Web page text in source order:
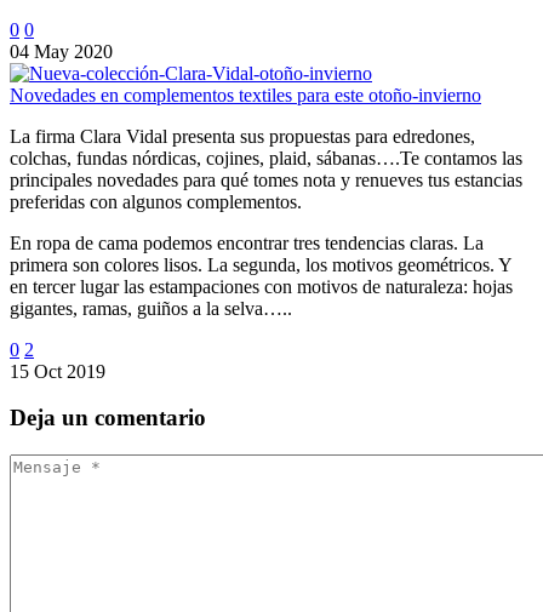
0 0
04 May 2020
Novedades en complementos textiles para este otoño-invierno
La firma Clara Vidal presenta sus propuestas para edredones,
colchas, fundas nórdicas, cojines, plaid, sábanas….Te contamos las
principales novedades para qué tomes nota y renueves tus estancias
preferidas con algunos complementos.
En ropa de cama podemos encontrar tres tendencias claras. La
primera son colores lisos. La segunda, los motivos geométricos. Y
en tercer lugar las estampaciones con motivos de naturaleza: hojas
gigantes, ramas, guiños a la selva…..
0 2
15 Oct 2019
Deja un comentario